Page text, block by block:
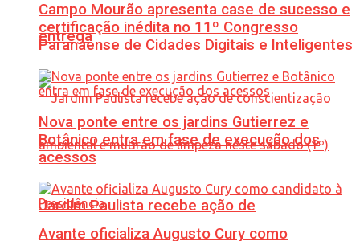
entrega
Jardim Paulista recebe ação de
Campo Mourão apresenta case de sucesso e
certificação inédita no 11º Congresso
Paranaense de Cidades Digitais e Inteligentes
Nova ponte entre os jardins Gutierrez e
Botânico entra em fase de execução dos
acessos
Avante oficializa Augusto Cury como